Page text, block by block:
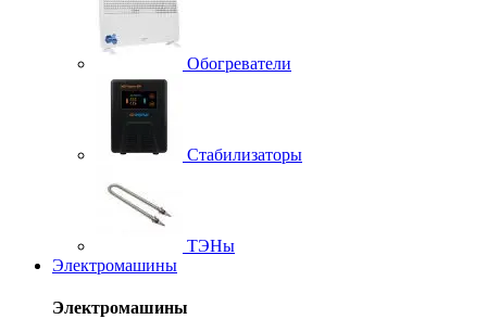
Обогреватели
Стабилизаторы
ТЭНы
Электромашины
Электромашины